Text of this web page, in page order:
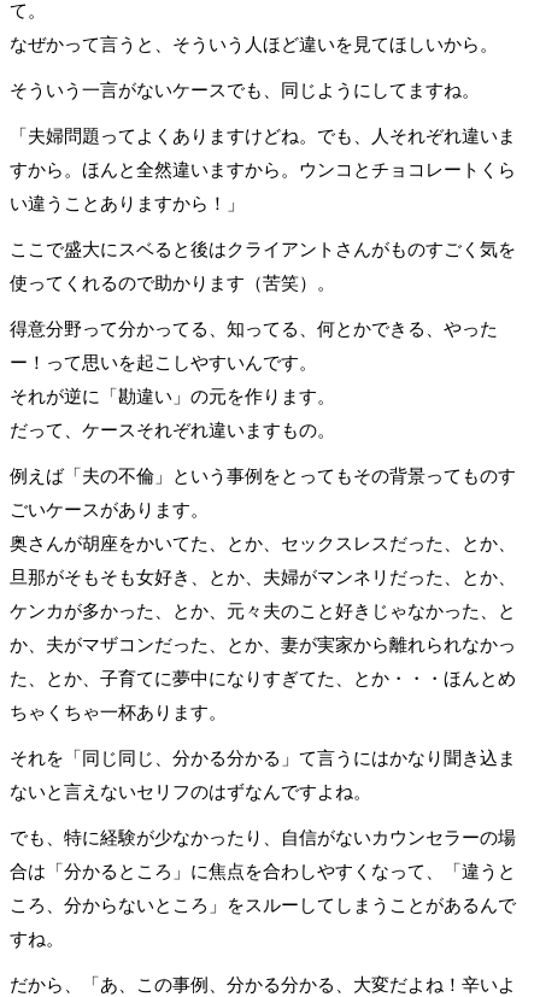
て。
なぜかって言うと、そういう人ほど違いを見てほしいから。
そういう一言がないケースでも、同じようにしてますね。
「夫婦問題ってよくありますけどね。でも、人それぞれ違いま
すから。ほんと全然違いますから。ウンコとチョコレートくら
い違うことありますから！」
ここで盛大にスベると後はクライアントさんがものすごく気を
使ってくれるので助かります（苦笑）。
得意分野って分かってる、知ってる、何とかできる、やった
ー！って思いを起こしやすいんです。
それが逆に「勘違い」の元を作ります。
だって、ケースそれぞれ違いますもの。
例えば「夫の不倫」という事例をとってもその背景ってものす
ごいケースがあります。
奥さんが胡座をかいてた、とか、セックスレスだった、とか、
旦那がそもそも女好き、とか、夫婦がマンネリだった、とか、
ケンカが多かった、とか、元々夫のこと好きじゃなかった、と
か、夫がマザコンだった、とか、妻が実家から離れられなかっ
た、とか、子育てに夢中になりすぎてた、とか・・・ほんとめ
ちゃくちゃ一杯あります。
それを「同じ同じ、分かる分かる」て言うにはかなり聞き込ま
ないと言えないセリフのはずなんですよね。
でも、特に経験が少なかったり、自信がないカウンセラーの場
合は「分かるところ」に焦点を合わしやすくなって、「違うと
ころ、分からないところ」をスルーしてしまうことがあるんで
すね。
だから、「あ、この事例、分かる分かる、大変だよね！辛いよ